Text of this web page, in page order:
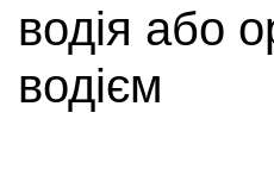
водія або
водієм